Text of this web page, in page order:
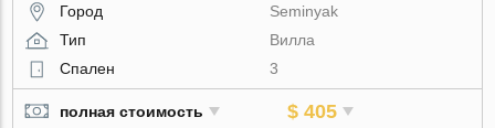
Город
Seminyak
Тип
Вилла
Спален
3
полная стоимость $ 405